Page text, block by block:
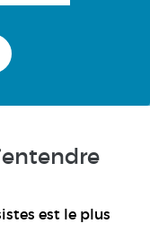
est le plus